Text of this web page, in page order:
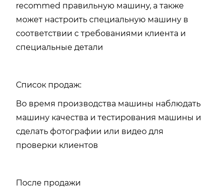
recommed правильную машину, а также
может настроить специальную машину в
соответствии с требованиями клиента и
специальные детали
Список продаж:
Во время производства машины наблюдать
машину качества и тестирования машины и
сделать фотографии или видео для
проверки клиентов
После продажи